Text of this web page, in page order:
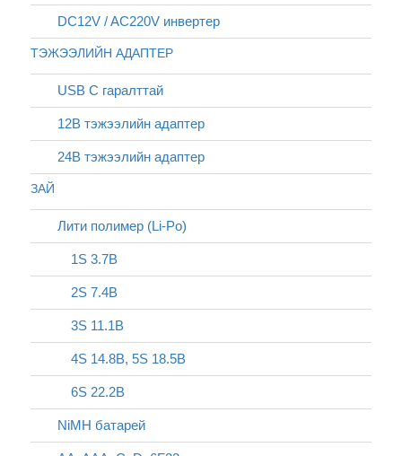
DC12V / AC220V инвертер
ТЭЖЭЭЛИЙН АДАПТЕР
USB C гаралттай
12В тэжээлийн адаптер
24В тэжээлийн адаптер
ЗАЙ
Лити полимер (Li-Po)
1S 3.7В
2S 7.4В
3S 11.1В
4S 14.8В, 5S 18.5В
6S 22.2В
NiMH батарей